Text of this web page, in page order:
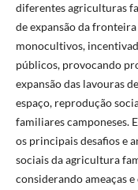
diferentes agriculturas
de expansão da
monocultivos,
públicos, provocando
expansão das lavouras
espaço, reprodução
familiares camponeses.
os principais desafios e
sociais da agricultura
considerando ameaças